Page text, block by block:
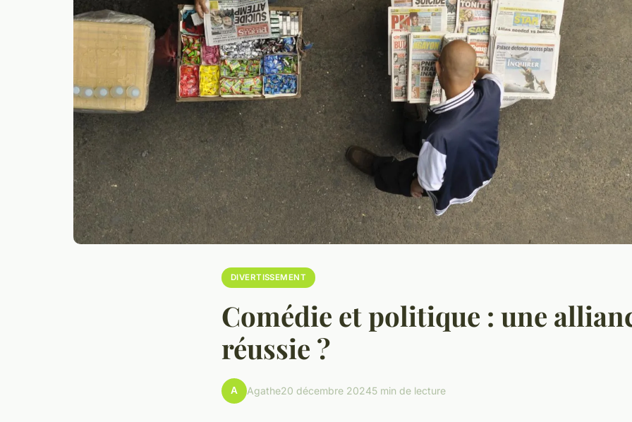
DIVERTISSEMENT
Comédie et politique : une
réussie ?
A Agathe20 décembre 20245 min de lecture